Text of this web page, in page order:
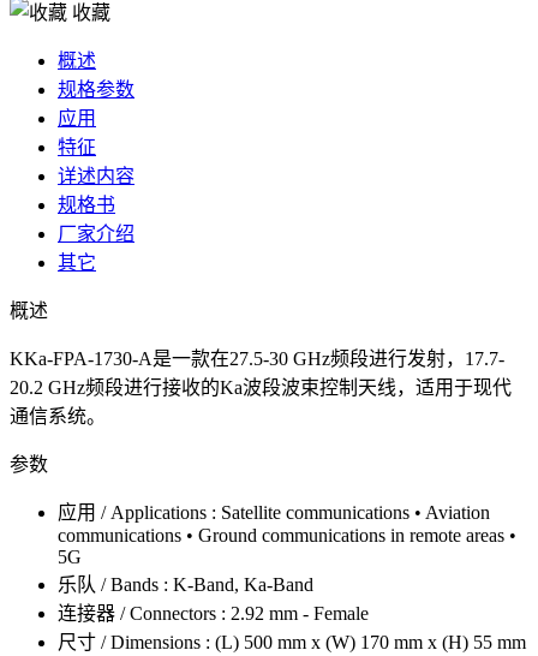
收藏
概述
规格参数
应用
特征
详述内容
规格书
厂家介绍
其它
概述
KKa-FPA-1730-A是一款在27.5-30 GHz频段进行发射，17.7-
20.2 GHz频段进行接收的Ka波段波束控制天线，适用于现代
通信系统。
参数
应用 / Applications : Satellite communications • Aviation
communications • Ground communications in remote areas •
5G
乐队 / Bands : K-Band, Ka-Band
连接器 / Connectors : 2.92 mm - Female
尺寸 / Dimensions : (L) 500 mm x (W) 170 mm x (H) 55 mm